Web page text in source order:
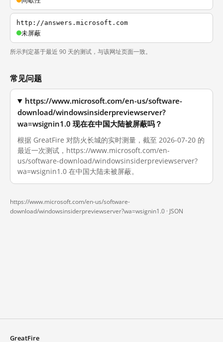
http://answers.microsoft.com
未屏蔽
所示判定基于最近 90 天的测试，与该网址页面一致。
常见问题
https://www.microsoft.com/en-us/software-
download/windowsinsiderpreviewserver?
wa=wsignin1.0 现在在中国大陆被屏蔽吗？
根据 GreatFire 对防火长城的实时测量，截至 2026-07-20 的
最近一次测试，https://www.microsoft.com/en-
us/software-download/windowsinsiderpreviewserver?
wa=wsignin1.0 在中国大陆未被屏蔽。
https://www.microsoft.com/en-us/software-
download/windowsinsiderpreviewserver?wa=wsignin1.0 · JSON
GreatFire